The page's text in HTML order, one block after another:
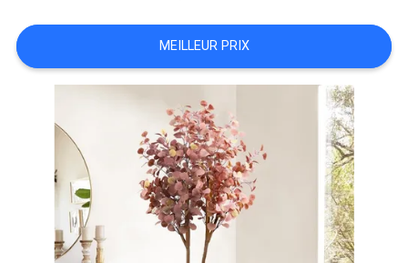
LES
AFFAIRES
DEMANDEZ
DEVIS
MEILLEUR PRIX